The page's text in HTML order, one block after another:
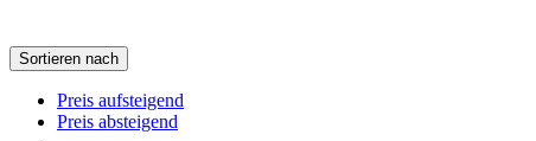
Sortieren nach
Preis aufsteigend
Preis absteigend